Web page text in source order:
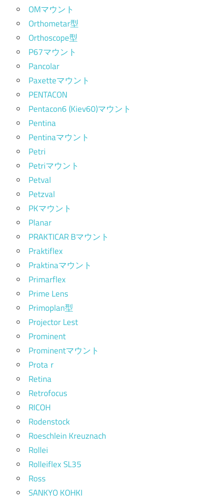
OMマウント
Orthometar型
Orthoscope型
P67マウント
Pancolar
Paxetteマウント
PENTACON
Pentacon6 (Kiev60)マウント
Pentina
Pentinaマウント
Petri
Petriマウント
Petval
Petzval
PKマウント
Planar
PRAKTICAR Bマウント
Praktiflex
Praktinaマウント
Primarflex
Prime Lens
Primoplan型
Projector Lest
Prominent
Prominentマウント
Protaｒ
Retina
Retrofocus
RICOH
Rodenstock
Roeschlein Kreuznach
Rollei
Rolleiflex SL35
Ross
SANKYO KOHKI